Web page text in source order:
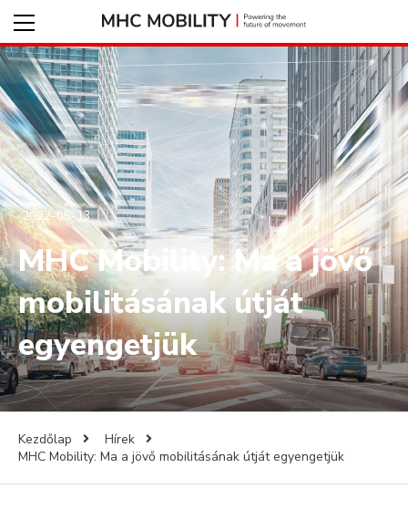
2022-05-13
MHC Mobility: Ma a jövő
mobilitásának útját
egyengetjük
Kezdőlap
Hírek
MHC Mobility: Ma a jövő mobilitásának útját egyengetjük